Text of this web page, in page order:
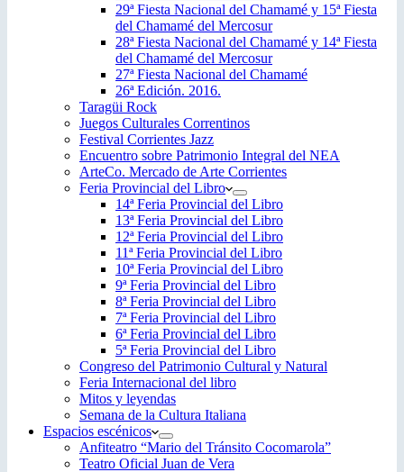
29ª Fiesta Nacional del Chamamé y 15ª Fiesta
del Chamamé del Mercosur
28ª Fiesta Nacional del Chamamé y 14ª Fiesta
del Chamamé del Mercosur
27ª Fiesta Nacional del Chamamé
26ª Edición. 2016.
Taragüi Rock
Juegos Culturales Correntinos
Festival Corrientes Jazz
Encuentro sobre Patrimonio Integral del NEA
ArteCo. Mercado de Arte Corrientes
Feria Provincial del Libro
14ª Feria Provincial del Libro
13ª Feria Provincial del Libro
12ª Feria Provincial del Libro
11ª Feria Provincial del Libro
10ª Feria Provincial del Libro
9ª Feria Provincial del Libro
8ª Feria Provincial del Libro
7ª Feria Provincial del Libro
6ª Feria Provincial del Libro
5ª Feria Provincial del Libro
Congreso del Patrimonio Cultural y Natural
Feria Internacional del libro
Mitos y leyendas
Semana de la Cultura Italiana
Espacios escénicos
Anfiteatro “Mario del Tránsito Cocomarola”
Teatro Oficial Juan de Vera